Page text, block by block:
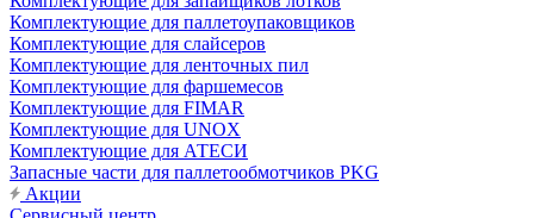
Комплектующие для паллетоупаковщиков
Комплектующие для слайсеров
Комплектующие для ленточных пил
Комплектующие для фаршемесов
Комплектующие для FIMAR
Комплектующие для UNOX
Комплектующие для АТЕСИ
Запасные части для паллетообмотчиков PKG
Акции